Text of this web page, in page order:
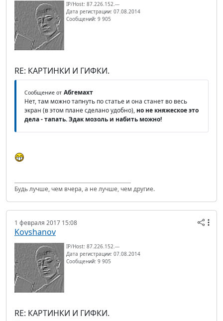
IP/Host: 87.226.152.---
Дата регистрации: 07.08.2014
Сообщений: 9 905
RE: КАРТИНКИ И ГИФКИ.
Сообщение от Абгемахт
Нет, там можно тапнуть по статье и она станет во весь
экран (в этом плане сделано удобно), но не княжеское это
дела - тапать. Эдак мозоль и набить можно!
Будь лучше, чем вчера, а не лучше, чем другие.
1 февраля 2017 15:08
Kovshanov
IP/Host: 87.226.152.---
Дата регистрации: 07.08.2014
Сообщений: 9 905
RE: КАРТИНКИ И ГИФКИ.